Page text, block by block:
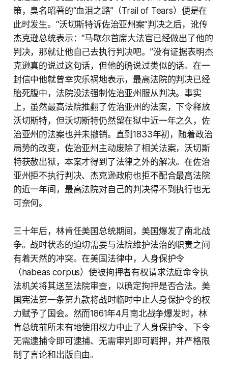
策，臭名昭著的“血泪之路”（Trail of Tears）便是在
此时发生。“沃切斯特诉佐治亚州案”判决之后，讹传
杰克逊总统表示：“马歇尔首席大法官已经做出了他的
判决，那就让他自己去执行判决吧。”没有证据表明杰
克逊真的说过这句话，但他的确说过类似的话。在一
封信中他就曾幸灾乐祸地表示，最高法院的判决已经
胎死腹中，法院没法强制佐治亚州服从判决。事实
上，虽然最高法院推翻了佐治亚州的法案，下令释放
沃切斯特，但沃切斯特仍然留在狱中近一年之久，佐
治亚州的法案也并未撤销。直到1833年初，随着政治
局势的改变，佐治亚州主动废除了相关法案，沃切斯
特获赦出狱，本案才得到了法律之外的解决。在佐治
亚州拒不执行判决、杰克逊政府也拒不配合最高法院
的近一年间，最高法院对自己的判决得不到执行也无
可奈何。
三十年后，林肯任美国总统期间，美国爆发了南北战
争。战时状态的迫切需要与法院维护法治的职责之间
有着天然的冲突。在美国法律中，人身保护令
（habeas corpus）使被拘押者有权请求法庭命令执
法机关将其送至法院审查，以确定拘押是否合法。美
国宪法第一条第九款将战时临时中止人身保护令的权
力赋予了国会。然而1861年4月南北战争爆发时，林
肯总统前所未有地使用权力中止了人身保护令、下令
无需逮捕令即可逮捕、无需审判即可羁押，并严格限
制了言论和出版自由。